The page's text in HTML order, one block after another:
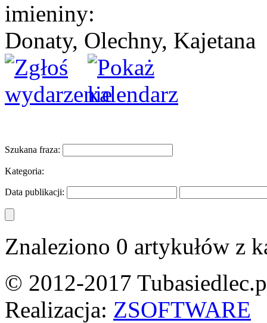
imieniny:
Donaty, Olechny, Kajetana
Szukana fraza:
Kategoria:
Data publikacji:
Znaleziono 0 artykułów z
© 2012-2017
Realizacja: ZSOFTWARE